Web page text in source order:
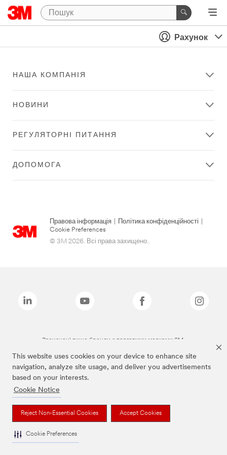
This website uses cookies on your device to enhance site
navigation, analyze site usage, and deliver you advertisements
based on your interests.
Cookie Notice
Reject Non-Essential Cookies Accept Cookies
Cookie Preferences
Рахунок
НАША КОМПАНІЯ
НОВИНИ
РЕГУЛЯТОРНІ ПИТАННЯ
ДОПОМОГА
Правова інформація Політика конфіденційності
Cookie Preferences
© 3M 2026. Всі права захищено..
Зазначені вище бренди є торговими марками 3M.